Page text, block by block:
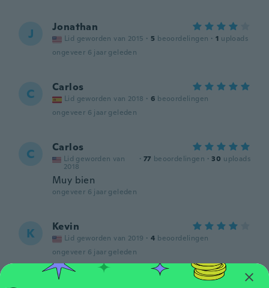
J Jonathan
Lid geworden van 2015 · 5 beoordelingen · 1 uploads
ongeveer 6 jaar geleden
C Carlos
Lid geworden van 2018 · 6 beoordelingen
ongeveer 6 jaar geleden
C Carlos
Lid geworden van
2018
· 77 beoordelingen · 30 uploads
Muy bien
ongeveer 6 jaar geleden
K Kevin
Lid geworden van 2019 · 4 beoordelingen
ongeveer 6 jaar geleden